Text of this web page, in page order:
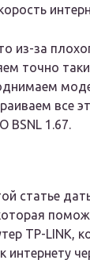
из-за
точно
все
BSNL 1.67.
статье
TP-LINK,
интернету